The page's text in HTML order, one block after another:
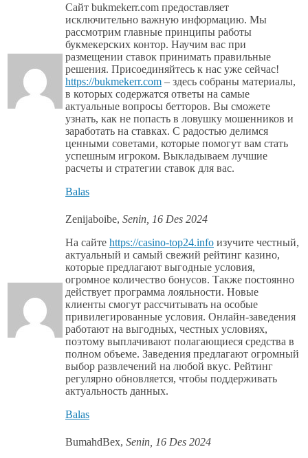
Сайт bukmekerr.com предоставляет
исключительно важную информацию. Мы
рассмотрим главные принципы работы
букмекерских контор. Научим вас при
размещении ставок принимать правильные
решения. Присоединяйтесь к нас уже сейчас!
https://bukmekerr.com – здесь собраны материалы,
в которых содержатся ответы на самые
актуальные вопросы бетторов. Вы сможете
узнать, как не попасть в ловушку мошенников и
заработать на ставках. С радостью делимся
ценными советами, которые помогут вам стать
успешным игроком. Выкладываем лучшие
расчеты и стратегии ставок для вас.
Balas
Zenijaboibe, Senin, 16 Des 2024
На сайте https://casino-top24.info изучите честный,
актуальный и самый свежий рейтинг казино,
которые предлагают выгодные условия,
огромное количество бонусов. Также постоянно
действует программа лояльности. Новые
клиенты смогут рассчитывать на особые
привилегированные условия. Онлайн-заведения
работают на выгодных, честных условиях,
поэтому выплачивают полагающиеся средства в
полном объеме. Заведения предлагают огромный
выбор развлечений на любой вкус. Рейтинг
регулярно обновляется, чтобы поддерживать
актуальность данных.
Balas
BumahdBex, Senin, 16 Des 2024